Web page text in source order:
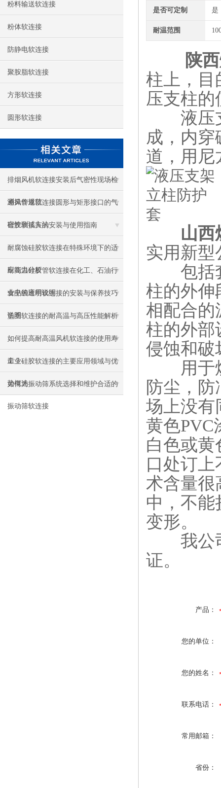
粉料输送软连接
粉体软连接
防静电软连接
聚胺脂软连接
方形软连接
圆形软连接
排烟风机软连接安装后气密性现场检
测操作规范
通风管道软连接圆形与矩形接口的气
密性测试方法
硅胶软接头的安装与使用指南
耐腐蚀硅胶软连接在特殊环境下的适
应能力分析
耐高温硅胶管软连接在化工、石油行
业中的应用说明
食品级透明软连接的安装与保养技巧
说明
垫圈软连接的耐高温与高压性能解析
如何提高耐高温风机软连接的使用寿
命？
工业硅胶软连接的主要应用领域与优
势概述
如何为振动筛系统选择和维护合适的
振动筛软连接
是否可定制 是
耐温范围
陕
柱上，目
压支柱
液压支
成，内
道，用尼
山西
实用新
包括套
柱的外伸
相配合的
柱的外部
侵蚀和破
用于煤
防尘，
场上没有
黄色PVC
白色或
口处订
术含量很
中，不
变形。
我公司
证。
产品：
您的单位：
您的姓名：
联系电话：
常用邮箱：
省份：